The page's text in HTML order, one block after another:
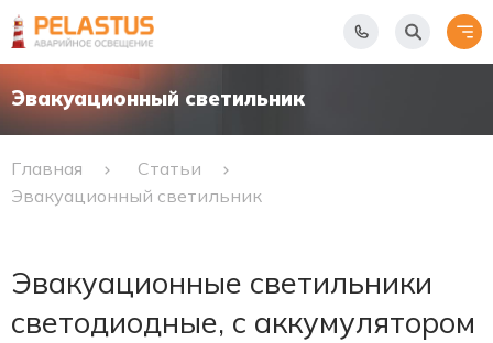
Эвакуационный светильник
Главная
Статьи
Эвакуационный светильник
Эвакуационные светильники
светодиодные, с аккумулятором